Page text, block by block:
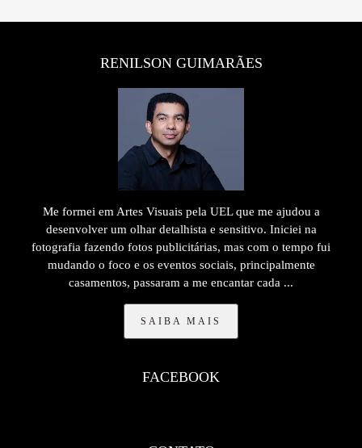
RENILSON GUIMARÃES
Me formei em Artes Visuais pela UEL que me ajudou a
desenvolver um olhar detalhista e sensitivo. Iniciei na
fotografia fazendo fotos publicitárias, mas com o tempo fui
mudando o foco e os eventos sociais, principalmente
casamentos, passaram a me encantar cada ...
SAIBA MAIS
FACEBOOK